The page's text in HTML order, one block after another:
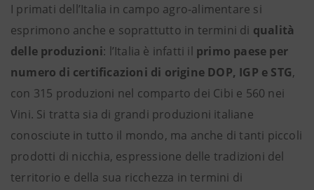
I primati dell’Italia in campo agro-alimentare si
esprimono anche e soprattutto in termini di qualità
delle produzioni: l’Italia è infatti il primo paese per
numero di certificazioni di origine DOP, IGP e STG,
con 315 produzioni nel comparto dei Cibi e 560 nei
Vini. Si tratta sia di grandi produzioni italiane
conosciute in tutto il mondo, ma anche di tanti piccoli
prodotti di nicchia, espressione delle tradizioni del
territorio e della sua ricchezza in termini di